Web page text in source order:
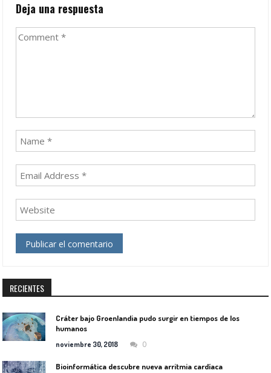
Deja una respuesta
RECIENTES
Cráter bajo Groenlandia pudo surgir en tiempos de los
humanos
noviembre 30, 2018 0
Bioinformática descubre nueva arritmia cardíaca